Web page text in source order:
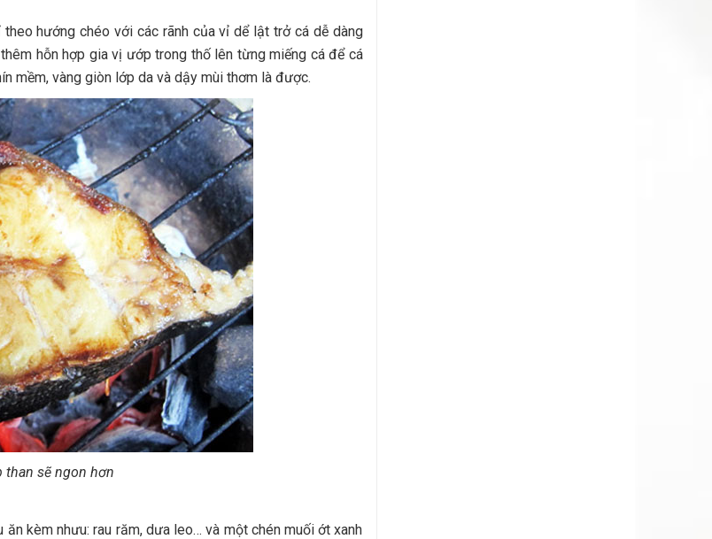
hướng chéo với các rãnh của vỉ dể lật trở cá dễ dàng
hỗn hợp gia vị ướp trong thố lên từng miếng cá để cá
mềm, vàng giòn lớp da và dậy mùi thơm là được.
than sẽ ngon hơn
kèm nhưu: rau răm, dưa leo… và một chén muối ớt xanh